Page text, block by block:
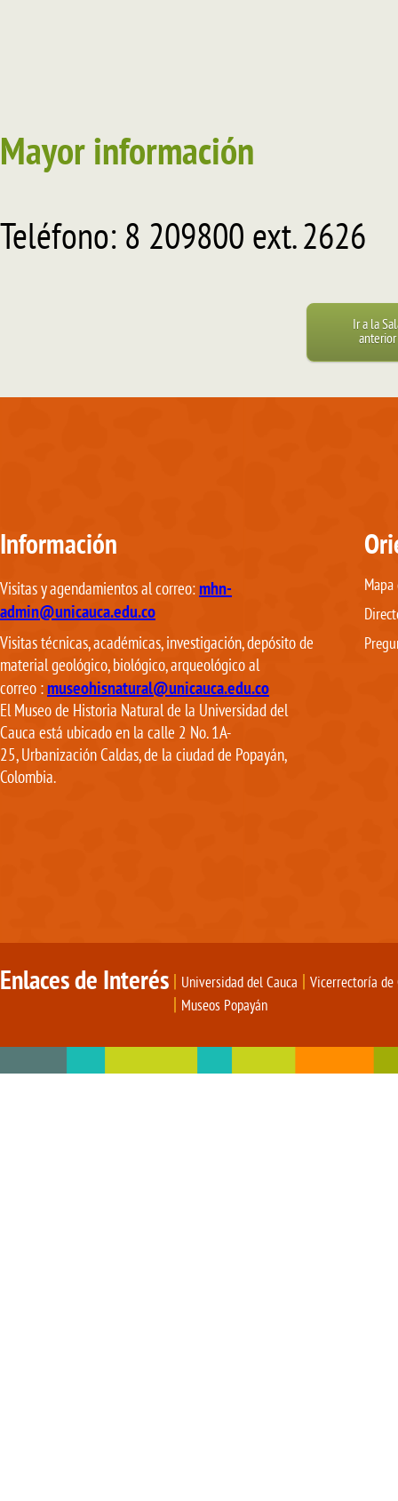
Mayor información
Teléfono: 8 209800 ext. 2626
Ir a la
anterior
Información
Visitas y agendamientos al correo:mhn-
admin@unicauca.edu.co
Visitas técnicas, académicas, investigación, depósito de
material geológico, biológico, arqueológico al
correo :museohisnatural@unicauca.edu.co
El Museo de Historia Natural de la Universidad del
Cauca está ubicado en la calle 2 No. 1A-
25, Urbanización Caldas, de la ciudad de Popayán,
Colombia.
Enlaces de Interés Universidad del Cauca Vicerrectoría
Museos Popayán